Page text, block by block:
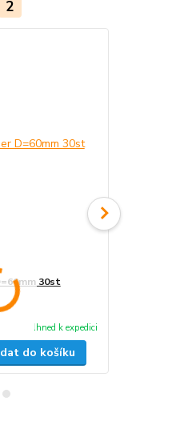
2
30st
Ihned k expedici
do košíku